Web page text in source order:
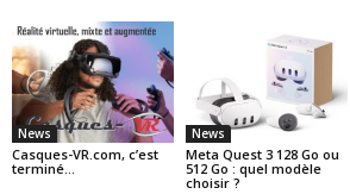
News
Casques-VR.com, c’est
terminé…
News
Meta Quest 3 128 Go ou
512 Go : quel modèle
choisir ?